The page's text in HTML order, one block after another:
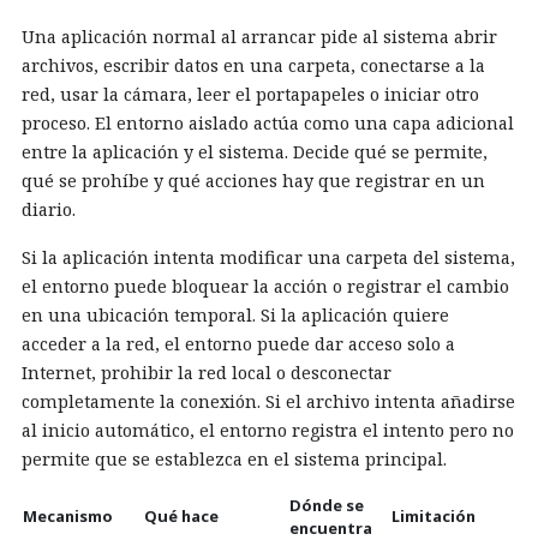
Una aplicación normal al arrancar pide al sistema abrir
archivos, escribir datos en una carpeta, conectarse a la
red, usar la cámara, leer el portapapeles o iniciar otro
proceso. El entorno aislado actúa como una capa adicional
entre la aplicación y el sistema. Decide qué se permite,
qué se prohíbe y qué acciones hay que registrar en un
diario.
Si la aplicación intenta modificar una carpeta del sistema,
el entorno puede bloquear la acción o registrar el cambio
en una ubicación temporal. Si la aplicación quiere
acceder a la red, el entorno puede dar acceso solo a
Internet, prohibir la red local o desconectar
completamente la conexión. Si el archivo intenta añadirse
al inicio automático, el entorno registra el intento pero no
permite que se establezca en el sistema principal.
Mecanismo Qué hace
Dónde se
encuentra
Limitación